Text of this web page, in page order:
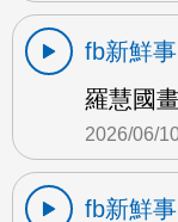
fb新鮮事
羅慧國
2026/06/
fb新鮮事